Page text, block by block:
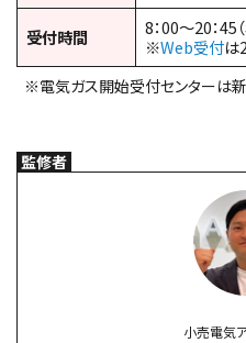
受付時間
8：00～20：45
※Web受付は
※電気ガス開始受付センターは
監修者
小売電気